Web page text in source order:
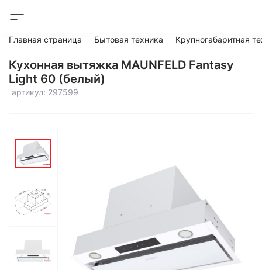
Главная страница Бытовая техника Крупногабаритная
Кухонная вытяжка MAUNFELD Fantasy
Light 60 (белый)
артикул: 297599